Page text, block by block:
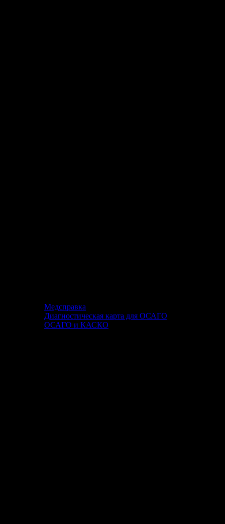
Медсправка
Диагностическая карта для ОСАГО
ОСАГО и КАСКО